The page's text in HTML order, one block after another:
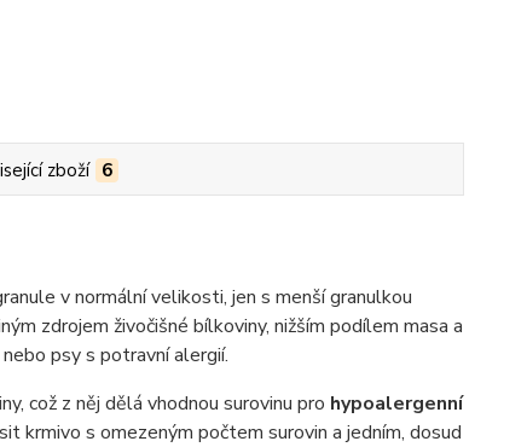
zboží 6
v normální velikosti, jen s menší granulkou
zdrojem živočišné bílkoviny, nižším podílem masa a
psy s potravní alergií.
což z něj dělá vhodnou surovinu pro hypoalergenní
krmivo s omezeným počtem surovin a jedním, dosud